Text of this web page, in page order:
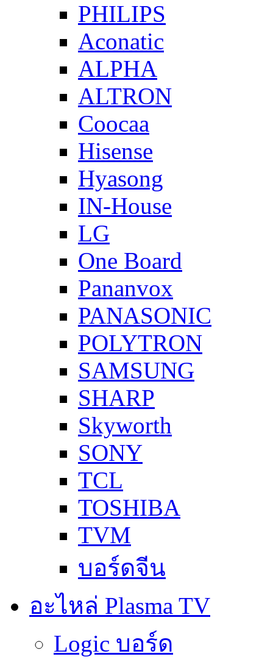
PHILIPS
Aconatic
ALPHA
ALTRON
Coocaa
Hisense
Hyasong
IN-House
LG
One Board
Pananvox
PANASONIC
POLYTRON
SAMSUNG
SHARP
Skyworth
SONY
TCL
TOSHIBA
TVM
บอร์ดจีน
อะไหล่ Plasma TV
Logic บอร์ด